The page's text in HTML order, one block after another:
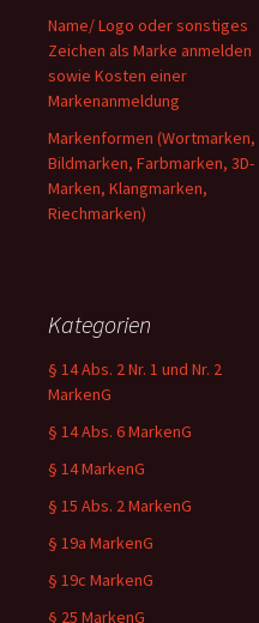
Name/ Logo oder sonstiges
Zeichen als Marke anmelden
sowie Kosten einer
Markenanmeldung
Markenformen (Wortmarken,
Bildmarken, Farbmarken, 3D-
Marken, Klangmarken,
Riechmarken)
Kategorien
§ 14 Abs. 2 Nr. 1 und Nr. 2
MarkenG
§ 14 Abs. 6 MarkenG
§ 14 MarkenG
§ 15 Abs. 2 MarkenG
§ 19a MarkenG
§ 19c MarkenG
§ 25 MarkenG